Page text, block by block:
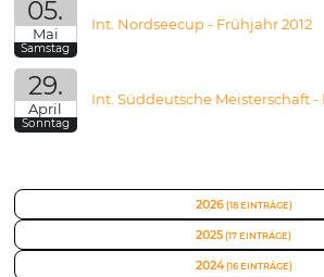
05.
Mai
Samstag
Int. Nordseecup - Frühjahr 2012
29.
April
Sonntag
Int. Süddeutsche Meisterschaft -
2026(18 EINTRÄGE)
2025 (17 EINTRÄGE)
2024(16 EINTRÄGE)